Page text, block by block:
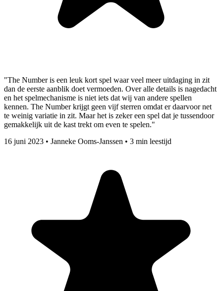
"The Number is een leuk kort spel waar veel meer uitdaging in zit
dan de eerste aanblik doet vermoeden. Over alle details is nagedacht
en het spelmechanisme is niet iets dat wij van andere spellen
kennen. The Number krijgt geen vijf sterren omdat er daarvoor net
te weinig variatie in zit. Maar het is zeker een spel dat je tussendoor
gemakkelijk uit de kast trekt om even te spelen."
16 juni 2023 • Janneke Ooms-Janssen • 3 min leestijd